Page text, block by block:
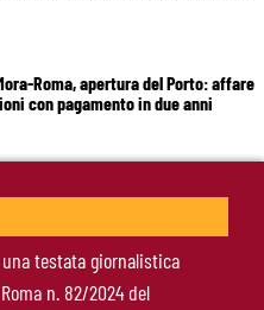
Roma, apertura del Porto: affare
con pagamento in due anni
il giorno del rientro: Gasperini
una testata giornalistica
n. 82/2024 del